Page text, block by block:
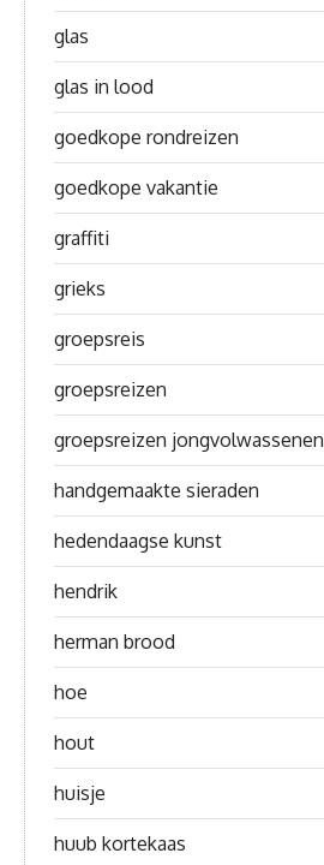
glas
glas in lood
goedkope rondreizen
goedkope vakantie
graffiti
grieks
groepsreis
groepsreizen
groepsreizen jongvolwassenen
handgemaakte sieraden
hedendaagse kunst
hendrik
herman brood
hoe
hout
huisje
huub kortekaas